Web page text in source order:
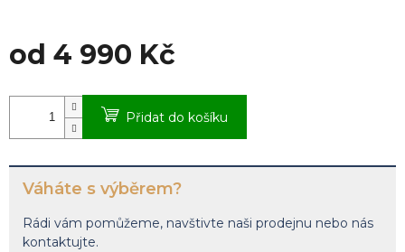
od 4 990 Kč
Přidat do košíku
Váháte s výběrem?
Rádi vám pomůžeme, navštivte naši prodejnu nebo nás
kontaktujte.